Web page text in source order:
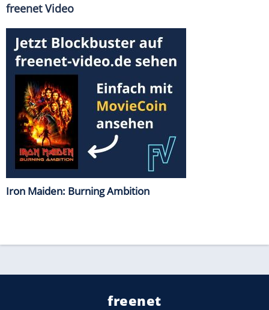
freenet Video
Iron Maiden: Burning Ambition
freenet